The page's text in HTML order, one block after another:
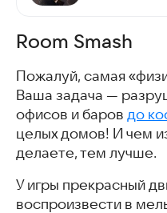
Room Smash
Пожалуй, самая
Ваша задача —
офисов и баров до
целых домов! И чем
делаете, тем лучше.
У игры прекрасный
воспроизвести в